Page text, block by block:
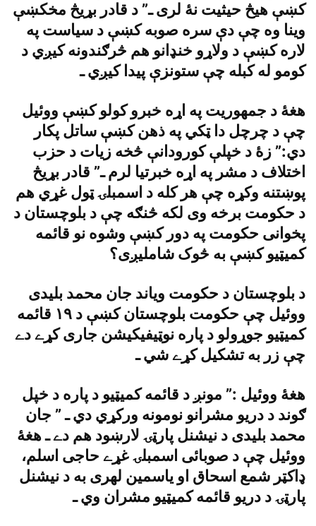
کښې هيڅ حيثيت نۀ لرى ـ” د قادر بړيڅ مخکښې
وينا وه چې دې سره صوبه کښې د سياست په
لاره کښې د ولاړو خنډانو هم څرګندونه کيږي د
کومو له کبله چې ستونزې پيدا کيږي ـ
هغۀ د جمهوريت په اړه خبرو کولو کښې ووئيل
چې د چرچل دا ټکي په ذهن کښې ساتل پکار
دي:” زۀ د خپلې کورودانې څخه زيات د حزب
اختلاف د مشر په اړه خبرتيا لرم ـ” قادر بړيڅ
پوښتنه وکړه چې هر کله د اسمبلۍ ټول غړي هم
د حکومت برخه وى لکه څنګه چې د بلوچستان د
پخوانى حکومت په دور کښې وشوه نو قائمه
کميټيو کښې به څوک شامليږى؟
د بلوچستان د حکومت وياند جان محمد بليدى
ووئيل چې حکومت بلوچستان کښې د ١٩ قائمه
کميټيو جوړولو د پاره نوټيفيکيشن جارى کړے دے
چې زر به تشکيل کړے شي ـ
هغۀ ووئيل :” مونږ د قائمه کميټيو د پاره د خپل
ګوند د دريو مشرانو نومونه ورکړي دي ـ ” جان
محمد بليدى د نيشنل پارټۍ لارښود هم دے ـ هغۀ
ووئيل چې د صوبائى اسمبلۍ غړے حاجى اسلم،
ډاکټر شمع اسحاق او ياسمين لهرى به د نيشنل
پارټۍ د دريو قائمه کميټيو مشران وي ـ